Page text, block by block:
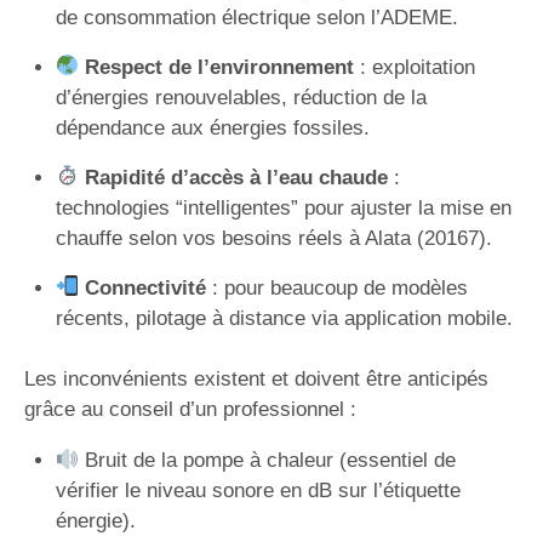
de consommation électrique selon l’ADEME.
Respect de l’environnement: exploitation
d’énergies renouvelables, réduction de la
dépendance aux énergies fossiles.
Rapidité d’accès à l’eau chaude:
technologies “intelligentes” pour ajuster la mise en
chauffe selon vos besoins réels à Alata (20167).
Connectivité: pour beaucoup de modèles
récents, pilotage à distance via application mobile.
Les inconvénients existent et doivent être anticipés
grâce au conseil d’un professionnel :
Bruit de la pompe à chaleur (essentiel de
vérifier le niveau sonore en dB sur l’étiquette
énergie).